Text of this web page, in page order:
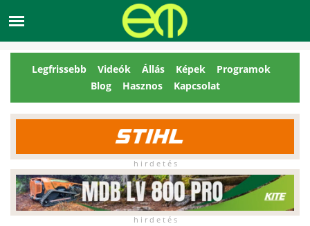
Legfrissebb Videók Állás Képek
Programok
Blog
Hasznos Kapcsolat
h i r d e t é s
h i r d e t é s